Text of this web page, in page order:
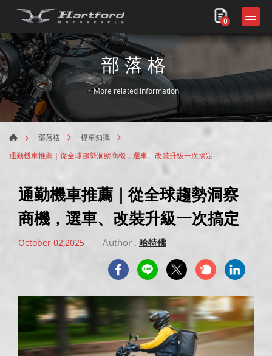
0
部落格
More related information
部落格
檔車知識
通勤機車推薦｜從全球趨勢洞察商機，選車、改裝升級一次搞定
通勤機車推薦｜從全球趨勢洞察
商機，選車、改裝升級一次搞定
October 02,2025 Author : 哈特佛